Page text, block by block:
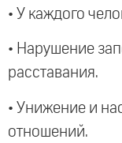
• У каждого
• Нарушение
расставания.
• Унижение и
отношений.